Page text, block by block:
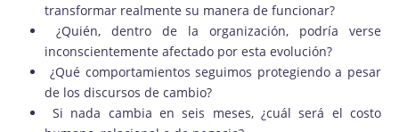
transformar realmente su manera de funcionar?
¿Quién, dentro de la organización, podría verse
inconscientemente afectado por esta evolución?
¿Qué comportamientos seguimos protegiendo a pesar
de los discursos de cambio?
Si nada cambia en seis meses, ¿cuál será el costo